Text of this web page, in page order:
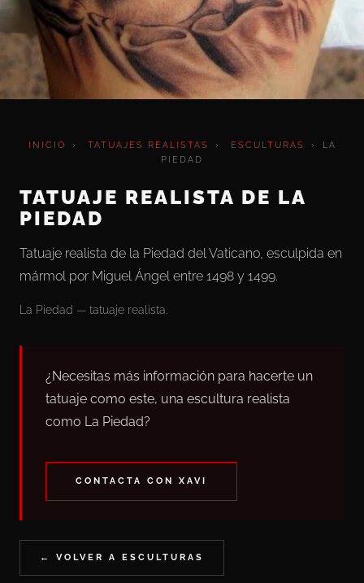
INICIO › TATUAJES REALISTAS › ESCULTURAS ›
LA
PIEDAD
TATUAJE REALISTA DE LA
PIEDAD
Tatuaje realista de la Piedad del Vaticano, esculpida en
mármol por Miguel Ángel entre 1498 y 1499.
La Piedad — tatuaje realista.
¿Necesitas más información para hacerte un
tatuaje como este, una escultura realista
como La Piedad?
CONTACTA CON XAVI
← VOLVER A ESCULTURAS